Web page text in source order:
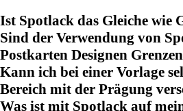
Ist Spotlack das Gleiche wie
Sind der Verwendung von
Postkarten Designen
Kann ich bei einer Vorlage
Bereich mit der Prägung
Was ist mit Spotlack auf